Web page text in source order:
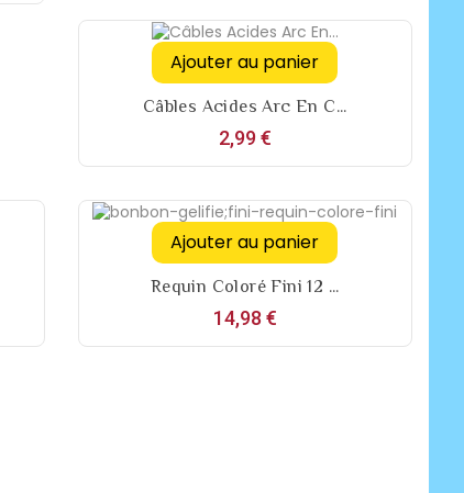
Ajouter au panier
Câbles Acides Arc En C...
2,99 €Prix
Ajouter au panier
Requin Coloré Fini 12 ...
14,98 €Prix